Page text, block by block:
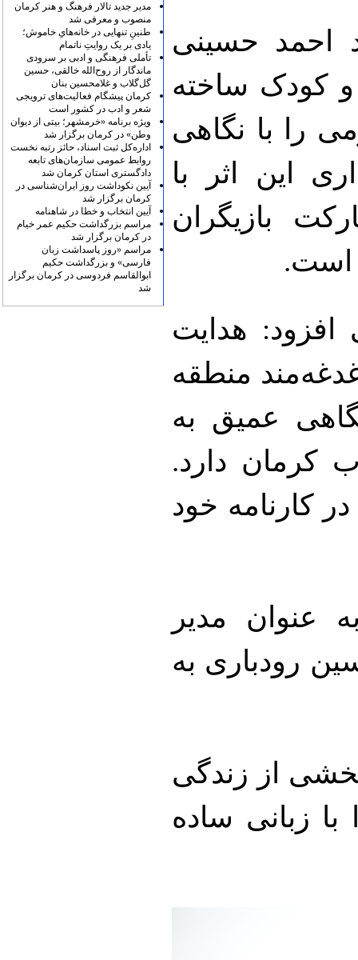
احمد حسینی
و کودک ساخته
را با نگاهی
این اثر با
بازیگران
است.
هدایت
منطقه
عمیق به
کرمان دارد.
۲۰اثر مستند در کارنامه خود
عنوان مدیر
رودباری به
از زندگی
زبانی ساده
مدیر جدید تالار فرهنگ و هنر کرمان
منصوب و معرفی شد
طنینِ تنهایی در خانه‌هایِ خاموش؛
یادی بر یک روایتِ ناتمام
تأملی فرهنگی و ادبی بر سرودی
ماندگار از روح‌الله خالقی، حسین
گل‌گلاب و غلامحسین بنان
کرمان پیشگام فعالیت‌های ترویجی
شعر و ادب در کشور است
ویژه برنامه «خرمشهر؛ بیتی از دیوان
وطن» در کرمان برگزار شد
اداره‌کل ثبت اسناد، حائز رتبه نخست
روابط عمومی سازمان‌های تابعه
دادگستری استان کرمان شد
آیین نکوداشت روز ایران‌شناسی در
کرمان برگزار شد
آیین انتخاب و خطا در شاهنامه
مراسم بزرگداشت حکیم عمر خیام
در کرمان برگزار شد
مراسم «روز پاسداشت زبان
فارسی» و بزرگداشت حکیم
ابوالقاسم فردوسی در کرمان برگزار
شد